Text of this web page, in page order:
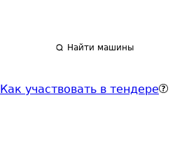
Найти машины
Как участвовать в тендере